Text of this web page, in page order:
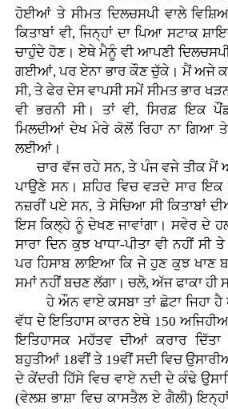
ਹੋਈਆਂ ਤੇ ਸੀਮਤ ਦਿਲਚਸਪੀ ਵਾਲੇ
ਕਿਤਾਬਾਂ ਵੀ, ਜਿਨ੍ਹਾਂ ਦਾ ਪਿਆ ਸਟਾਕ
ਚਾਹੁੰਦੇ ਹੋਣ। ਏਥੇ ਮੈਨੂੰ ਵੀ ਆਪਣੀ
ਗਈਆਂ, ਪਰ ਏਨਾ ਭਾਰ ਕੌਣ ਚੁੱਕੇ। ਮੈਂ ਅਜੇ ਕਈ
ਸੀ, ਤੇ ਫੇਰ ਦੇਸ ਵਾਪਸੀ ਸਮੇਂ ਸੀਮਤ ਭਾਰ
ਵੀ ਭਰਨੀ ਸੀ। ਤਾਂ ਵੀ, ਸਿਰਫ਼ ਇਕ
ਮਿਲਦੀਆਂ ਦੇਖ ਮੇਰੇ ਕੋਲੋਂ ਰਿਹਾ ਨਾ ਗਿਆ ਤੇ
ਲਈਆਂ।
ਚਾਰ ਵੱਜ ਰਹੇ ਸਨ, ਤੇ ਪੰਜ ਵਜੇ ਤੀਕ ਮੈਂ
ਪਾਉਣੇ ਸਨ। ਸ਼ਹਿਰ ਵਿਚ ਵੜਦੇ ਸਾਰ
ਨਜ਼ਰੀਂ ਪਏ ਸਨ, ਤੇ ਸੋਚਿਆ ਸੀ ਕਿਤਾਬਾਂ
ਇਸ ਕਿਲ੍ਹੇ ਨੂੰ ਦੇਖਣ ਜਾਵਾਂਗਾ। ਸਵੇਰ ਦੇ
ਸਾਰਾ ਦਿਨ ਕੁਝ ਖਾਧਾ-ਪੀਤਾ ਵੀ ਨਹੀਂ
ਪਰ ਹਿਸਾਬ ਲਾਇਆ ਕਿ ਜੇ ਹੁਣ ਕੁਝ ਖਾਣ
ਸਮਾਂ ਨਹੀਂ ਬਚਣ ਲੱਗਾ। ਚਲੋ, ਅੱਜ ਫਾਕਾ ਹੀ
ਹੇ ਔਨ ਵਾਏ ਕਸਬਾ ਤਾਂ ਛੋਟਾ ਜਿਹਾ ਹੈ
ਵੱਧ ਦੇ ਇਤਿਹਾਸ ਕਾਰਨ ਏਥੇ 150
ਇਤਿਹਾਸਕ ਮਹੱਤਵ ਦੀਆਂ ਕਰਾਰ
ਬਹੁਤੀਆਂ 18ਵੀਂ ਤੇ 19ਵੀਂ ਸਦੀ ਵਿਚ
ਦੇ ਕੇਂਦਰੀ ਹਿੱਸੇ ਵਿਚ ਵਾਏ ਨਦੀ ਦੇ ਕੰਢੇ
(ਵੇਲਸ਼ ਭਾਸ਼ਾ ਵਿਚ ਕਾਸਤੈਲ ਏ ਗੈਲੀ)